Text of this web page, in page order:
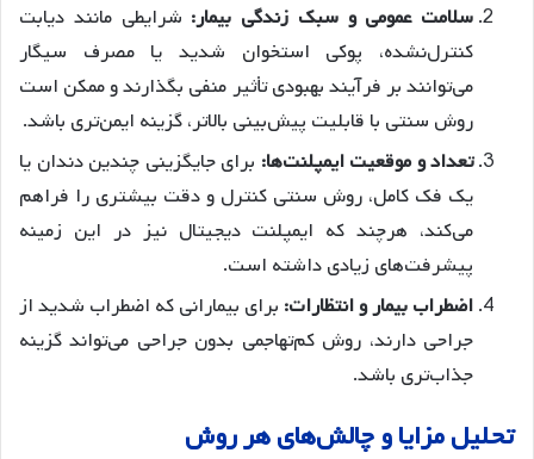
سلامت عمومی و سبک زندگی بیمار: شرایطی مانند دیابت
کنترل‌نشده، پوکی استخوان شدید یا مصرف سیگار
می‌توانند بر فرآیند بهبودی تأثیر منفی بگذارند و ممکن است
روش سنتی با قابلیت پیش‌بینی بالاتر، گزینه ایمن‌تری باشد.
تعداد و موقعیت ایمپلنت‌ها: برای جایگزینی چندین دندان یا
یک فک کامل، روش سنتی کنترل و دقت بیشتری را فراهم
می‌کند، هرچند که ایمپلنت دیجیتال نیز در این زمینه
پیشرفت‌های زیادی داشته است.
اضطراب بیمار و انتظارات: برای بیمارانی که اضطراب شدید از
جراحی دارند، روش کم‌تهاجمی بدون جراحی می‌تواند گزینه
جذاب‌تری باشد.
تحلیل مزایا و چالش‌های هر روش